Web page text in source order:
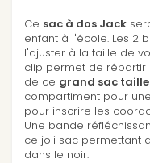
Ce sac à dos Jack
enfant à l'école. Les 2
l'ajuster à la taille de
clip permet de répartir
de ce grand sac taille
compartiment pour
pour inscrire les
Une bande
ce joli sac permettant
dans le noir.